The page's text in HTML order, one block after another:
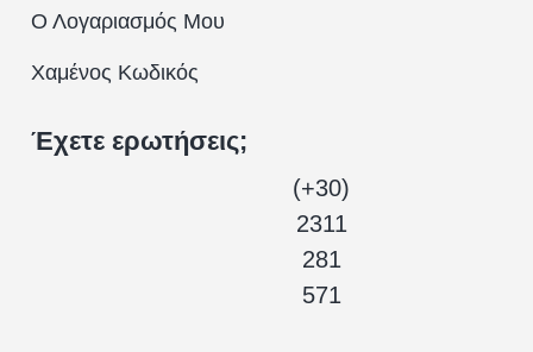
Ο Λογαριασμός Μου
Χαμένος Κωδικός
Έχετε ερωτήσεις;
(+30)
2311
281
571